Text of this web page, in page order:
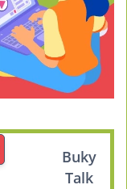
Buky
Talk